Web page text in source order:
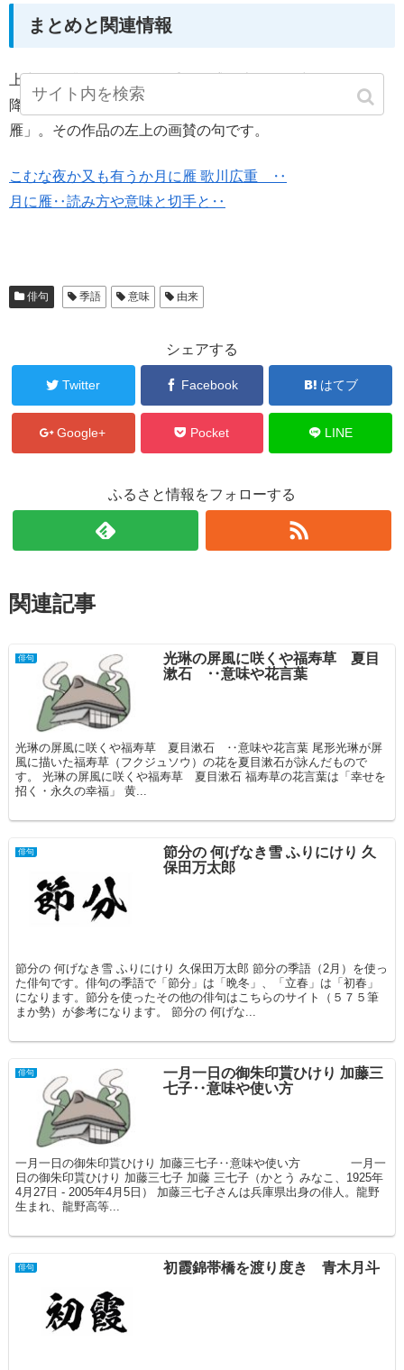
まとめと関連情報
上空から眺めるような幾重にも盛り上がった空から、舞い
降りる三羽の雁を短冊判にまとめた広重の傑作「月に
雁」。その作品の左上の画賛の句です。
こむな夜か又も有うか月に雁 歌川広重 ‥
月に雁‥読み方や意味と切手と‥
俳句 季語 意味 由来
シェアする
Twitter Facebook はてブ
Google+ Pocket LINE
ふるさと情報をフォローする
関連記事
俳句
光琳の屏風に咲くや福寿草 夏目
漱石 ‥意味や花言葉
光琳の屏風に咲くや福寿草 夏目漱石 ‥意味や花言葉 尾形光琳が屏
風に描いた福寿草（フクジュソウ）の花を夏目漱石が詠んだもので
す。 光琳の屏風に咲くや福寿草 夏目漱石 福寿草の花言葉は「幸せを
招く・永久の幸福」 黄...
俳句
節分の 何げなき雪 ふりにけり 久
保田万太郎
節分の 何げなき雪 ふりにけり 久保田万太郎 節分の季語（2月）を使っ
た俳句です。俳句の季語で「節分」は「晩冬」、「立春」は「初春」
になります。節分を使ったその他の俳句はこちらのサイト（５７５筆
まか勢）が参考になります。 節分の 何げな...
俳句
一月一日の御朱印貰ひけり 加藤三
七子‥意味や使い方
一月一日の御朱印貰ひけり 加藤三七子‥意味や使い方 一月一
日の御朱印貰ひけり 加藤三七子 加藤 三七子（かとう みなこ、1925年
4月27日 - 2005年4月5日） 加藤三七子さんは兵庫県出身の俳人。龍野
生まれ、龍野高等...
俳句 初霞錦帯橋を渡り度き 青木月斗